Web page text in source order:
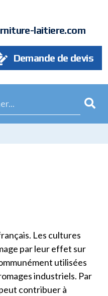
laitiere.com
Demande de devis
Les cultures
par leur effet sur
utilisées
industriels. Par
contribuer à